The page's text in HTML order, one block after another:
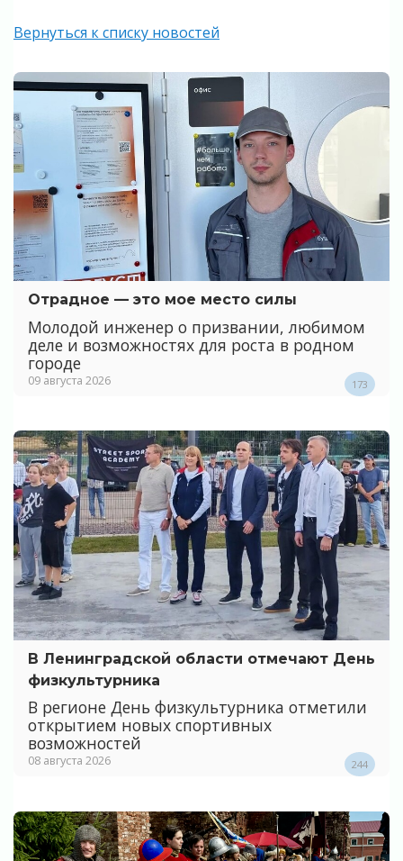
Вернуться к списку новостей
Отрадное — это мое место силы
Молодой инженер о призвании, любимом
деле и возможностях для роста в родном
городе
09 августа 2026 173
В Ленинградской области отмечают День
физкультурника
В регионе День физкультурника отметили
открытием новых спортивных
возможностей
08 августа 2026 244